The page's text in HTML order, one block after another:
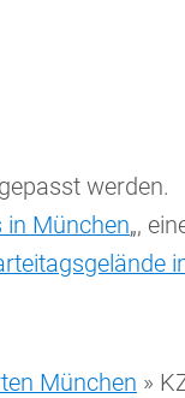
werden.
München„,
München »